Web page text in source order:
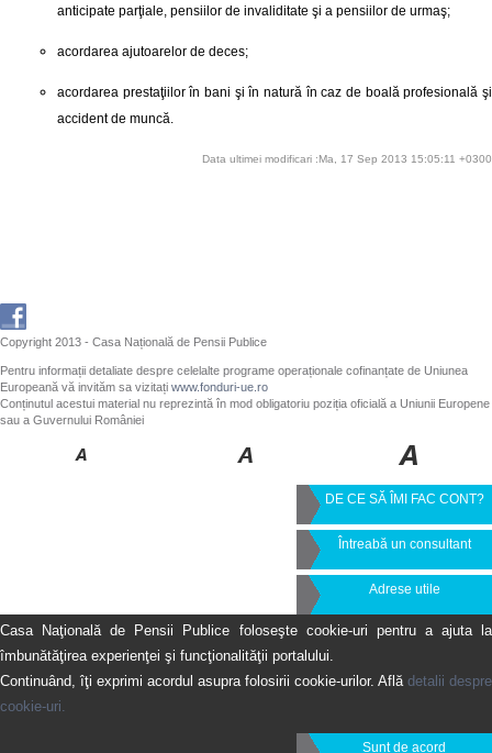
anticipate parţiale, pensiilor de invaliditate şi a pensiilor de urmaş;
acordarea ajutoarelor de deces;
acordarea prestaţiilor în bani şi în natură în caz de boală profesională şi
accident de muncă.
Data ultimei modificari :Ma, 17 Sep 2013 15:05:11 +0300
Copyright 2013 - Casa Națională de Pensii Publice
Pentru informații detaliate despre celelalte programe operaționale cofinanțate de Uniunea
Europeană vă invităm sa vizitați www.fonduri-ue.ro
Conținutul acestui material nu reprezintă în mod obligatoriu poziția oficială a Uniunii Europene
sau a Guvernului României
DE CE SĂ ÎMI FAC CONT?
Întreabă un consultant
Adrese utile
Casa Naţională de Pensii Publice foloseşte cookie-uri pentru a ajuta la
îmbunătăţirea experienţei şi funcţionalităţii portalului.
Continuând, îţi exprimi acordul asupra folosirii cookie-urilor. Află detalii despre
cookie-uri.
Sunt de acord